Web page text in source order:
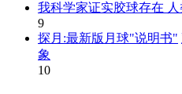
我科学家证实胶球存在
9
探月:最新版月球"说明书"
象
10